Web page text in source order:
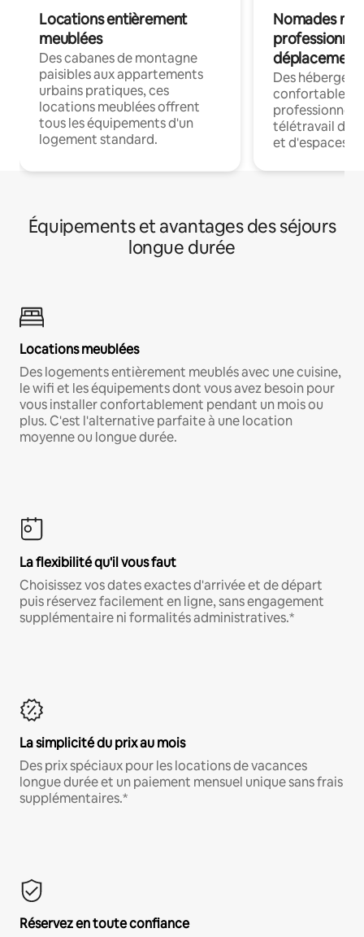
Locations entièrement
meublées
Des cabanes de montagne
paisibles aux appartements
urbains pratiques, ces
locations meublées offrent
tous les équipements d'un
logement standard.
Nomades
déplacement
Des
confortables
professionnels
télétravail
et d'espaces
Équipements et avantages des séjours
longue durée
Locations meublées
Des logements entièrement meublés avec une cuisine,
le wifi et les équipements dont vous avez besoin pour
vous installer confortablement pendant un mois ou
plus. C'est l'alternative parfaite à une location
moyenne ou longue durée.
La flexibilité qu'il vous faut
Choisissez vos dates exactes d'arrivée et de départ
puis réservez facilement en ligne, sans engagement
supplémentaire ni formalités administratives.*
La simplicité du prix au mois
Des prix spéciaux pour les locations de vacances
longue durée et un paiement mensuel unique sans frais
supplémentaires.*
Réservez en toute confiance